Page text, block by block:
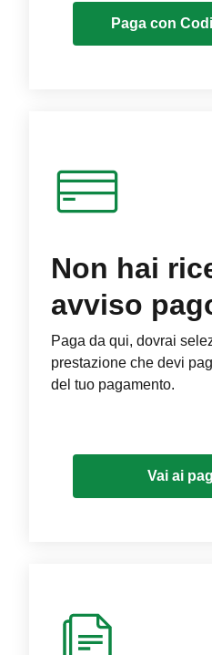
Paga con
Non hai
avviso
Paga da qui, dovrai
prestazione che devi
del tuo pagamento.
Vai ai